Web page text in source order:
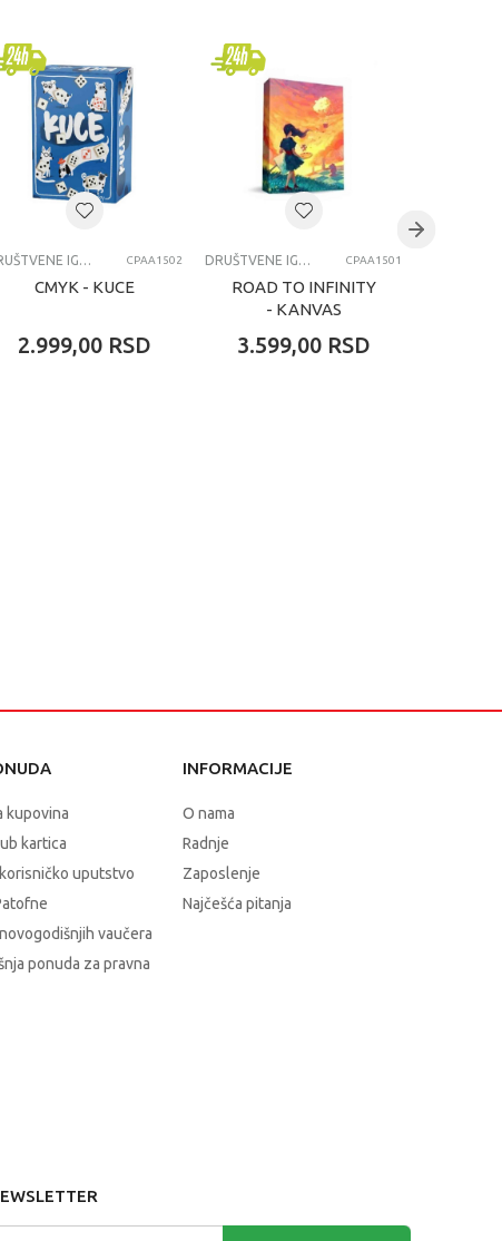
DRUŠTVENE IGRE CPAA1502
CMYK - KUCE
2.999,00 RSD
DRUŠTVENE IGRE CPAA1501
ROAD TO INFINITY
- KANVAS
3.599,00 RSD
kupovina
kartica
uputstvo
vaučera
ponuda za pravna
INFORMACIJE
O nama
Radnje
Zaposlenje
Najčešća pitanja